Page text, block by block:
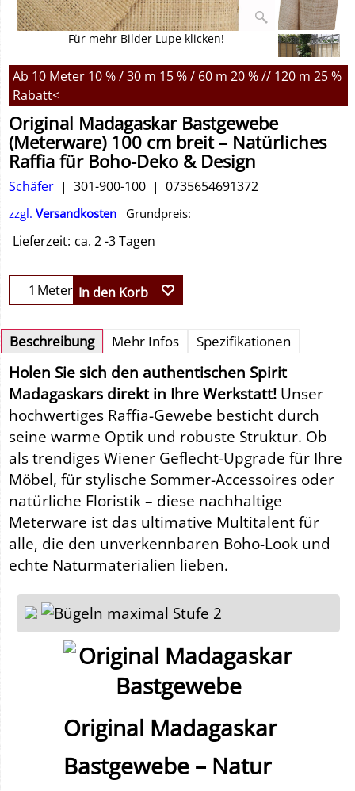
Für mehr Bilder Lupe klicken!
Ab 10 Meter 10 % / 30 m 15 % / 60 m 20 % // 120 m 25 %
Rabatt<
Original Madagaskar Bastgewebe
(Meterware) 100 cm breit – Natürliches
Raffia für Boho-Deko & Design
Schäfer 301-900-100 0735654691372
zzgl. Versandkosten Grundpreis:
Lieferzeit: ca. 2 -3 Tagen
Meter In den Korb
Beschreibung Mehr Infos Spezifikationen
Holen Sie sich den authentischen Spirit
Madagaskars direkt in Ihre Werkstatt! Unser
hochwertiges Raffia-Gewebe besticht durch
seine warme Optik und robuste Struktur. Ob
als trendiges Wiener Geflecht-Upgrade für Ihre
Möbel, für stylische Sommer-Accessoires oder
natürliche Floristik – diese nachhaltige
Meterware ist das ultimative Multitalent für
alle, die den unverkennbaren Boho-Look und
echte Naturmaterialien lieben.
Original Madagaskar
Bastgewebe – Natur